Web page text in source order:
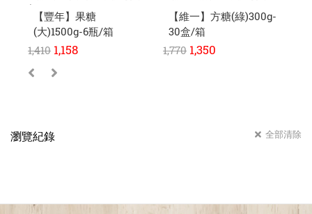
$169元
【豐年】果糖
(大)1500g-6瓶/箱
1,410 1,158
【維一】方糖(綠)300g-
30盒/箱
1,770 1,350
瀏覽紀錄 全部清除